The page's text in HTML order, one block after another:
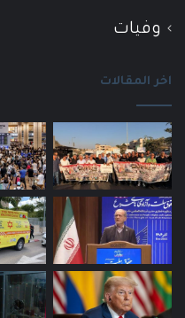
وفيات
اخر المقالات